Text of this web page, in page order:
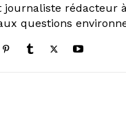
journaliste rédacteur
questions